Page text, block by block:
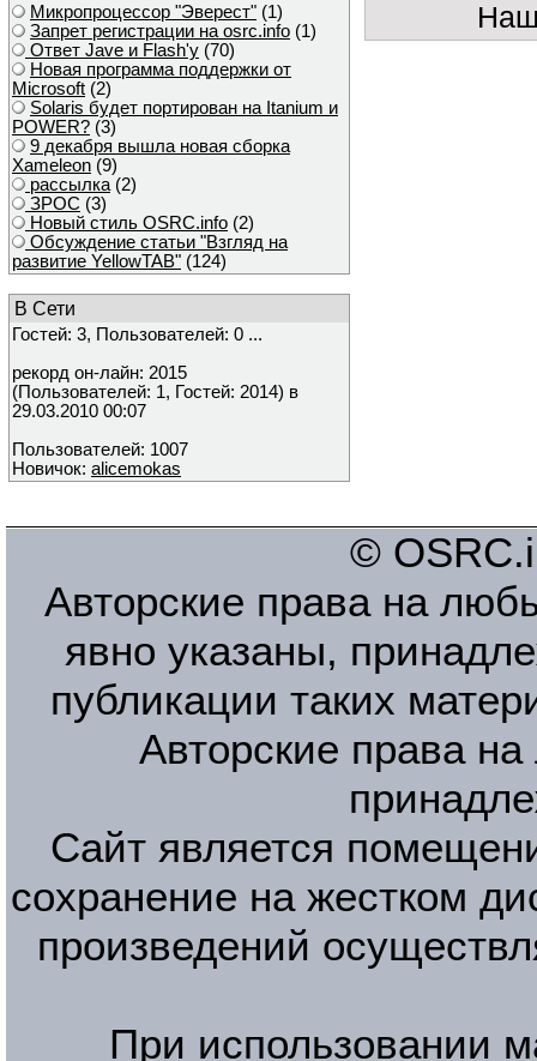
Микропроцессор "Эверест" (1)
Запрет регистрации на osrc.info (1)
Ответ Javе и Flash'у (70)
Новая программа поддержки от
Microsoft (2)
Solaris будет портирован на Itanium и
POWER? (3)
9 декабря вышла новая сборка
Xameleon (9)
рассылка (2)
ЗРОС (3)
Новый стиль OSRC.info (2)
Обсуждение статьи "Взгляд на
развитие YellowTAB" (124)
В Сети
Гостей: 3, Пользователей: 0 ...
рекорд он-лайн: 2015
(Пользователей: 1, Гостей: 2014) в
29.03.2010 00:07
Пользователей: 1007
Новичок: alicemokas
©
Авторские права на
явно указаны,
публикации таких
Авторские права
Сайт является
сохранение на жестком
произведений
При использовании